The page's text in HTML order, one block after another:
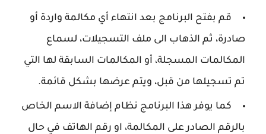
قم بفتح البرنامج بعد انتهاء أي مكالمة واردة أو
صادرة، ثم الذهاب الى ملف التسجيلات، لسماع
المكالمات المسجلة، أو المكالمات السابقة لها التي
تم تسجيلها من قبل، ويتم عرضها بشكل قائمة.
كما يوفر هذا البرنامج نظام إضافة الاسم الخاص
بالرقم الصادر على المكالمة، او رقم الهاتف في حال